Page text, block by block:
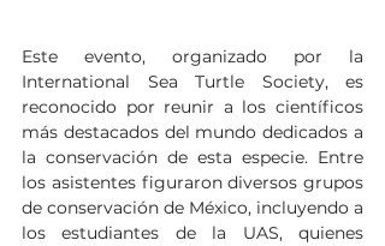
Este evento, organizado por la
International Sea Turtle Society, es
reconocido por reunir a los científicos
más destacados del mundo dedicados a
la conservación de esta especie. Entre
los asistentes figuraron diversos grupos
de conservación de México, incluyendo a
los estudiantes de la UAS, quienes